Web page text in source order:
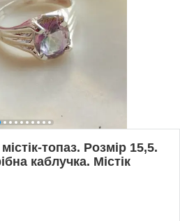
топаз. Розмір 15,5.
каблучка. Містік